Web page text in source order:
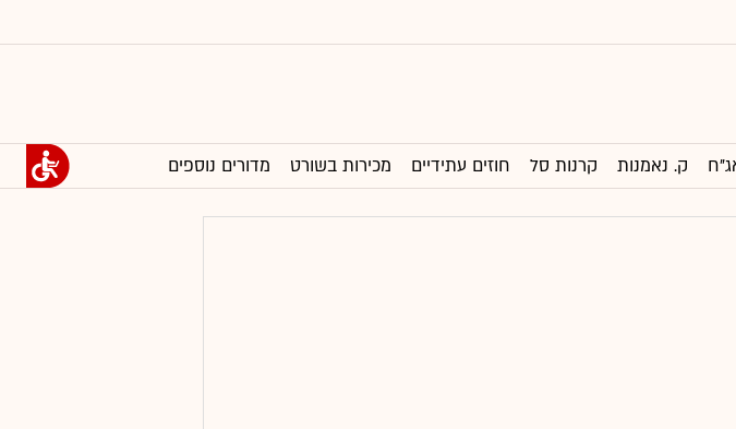
ק. נאמנות קרנות סל חוזים עתידיים מכירות בשורט מדורים נוספים